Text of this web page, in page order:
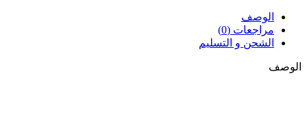
الوصف
مراجعات (0)
الشحن و التسليم
الوصف